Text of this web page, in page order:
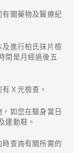
關藥物及醫療紀
進行柏氏抹片檢
間是月經過後五
Ｘ光檢查。
如您在驗身當日
運動鞋。
查詢有關所需的